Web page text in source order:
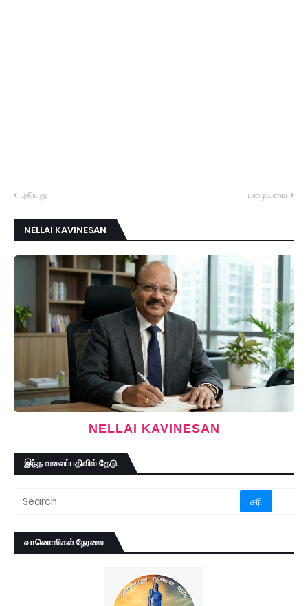
புதியது பழையவை
NELLAI KAVINESAN
NELLAI KAVINESAN
இந்த வலைப்பதிவில் தேடு
வானொலிகள் நேரலை